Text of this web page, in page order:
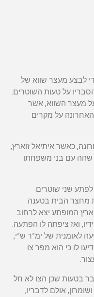
לבצע מעצר שווא של
על טעות השוטרים.
מעצר השווא, אשר
על מקרים
כאשר איתיאל זוארץ,
שהה עם בני משפחתו
שני שוטרים
מחצר הבית בטענה
המופתע יצא לרחוב
ואז ציפתה לו הפתעה.
לאומנית של ימ”ר ש”י,
לו כי הוא מפר צו
בטעות שכן הצו לא חל
אולם לדבריו,